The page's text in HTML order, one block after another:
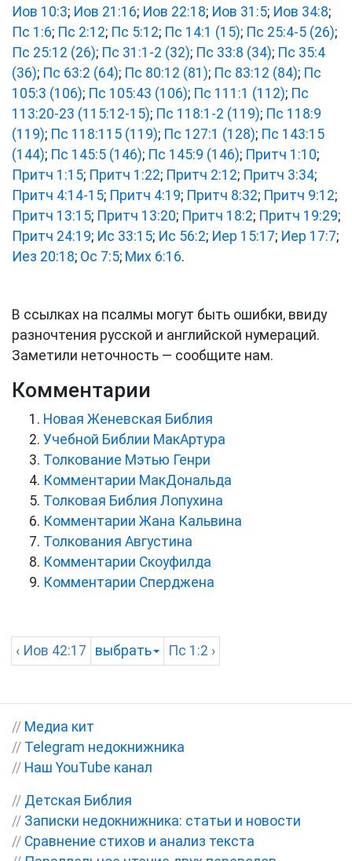
Иов 10:3; Иов 21:16; Иов 22:18; Иов 31:5; Иов 34:8;
Пс 1:6; Пс 2:12; Пс 5:12; Пс 14:1 (15); Пс 25:4-5 (26);
Пс 25:12 (26); Пс 31:1-2 (32); Пс 33:8 (34); Пс 35:4
(36); Пс 63:2 (64); Пс 80:12 (81); Пс 83:12 (84); Пс
105:3 (106); Пс 105:43 (106); Пс 111:1 (112); Пс
113:20-23 (115:12-15); Пс 118:1-2 (119); Пс 118:9
(119); Пс 118:115 (119); Пс 127:1 (128); Пс 143:15
(144); Пс 145:5 (146); Пс 145:9 (146); Притч 1:10;
Притч 1:15; Притч 1:22; Притч 2:12; Притч 3:34;
Притч 4:14-15; Притч 4:19; Притч 8:32; Притч 9:12;
Притч 13:15; Притч 13:20; Притч 18:2; Притч 19:29;
Притч 24:19; Ис 33:15; Ис 56:2; Иер 15:17; Иер 17:7;
Иез 20:18; Ос 7:5; Мих 6:16.
В ссылках на псалмы могут быть ошибки, ввиду
разночтения русской и английской нумераций.
Заметили неточность — сообщите нам.
Комментарии
Новая Женевская Библия
Учебной Библии МакАртура
Толкование Мэтью Генри
Комментарии МакДональда
Толковая Библия Лопухина
Комментарии Жана Кальвина
Толкования Августина
Комментарии Скоуфилда
Комментарии Сперджена
‹ Иов 42:17 выбрать Пс 1:2 ›
// Медиа кит
// Telegram недокнижника
// Наш YouTube канал
// Детская Библия
// Записки недокнижника: статьи и новости
// Сравнение стихов и анализ текста